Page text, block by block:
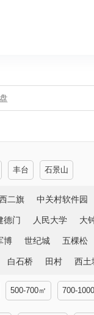
丰台 石景山
二旗 中关村软件园
德门 人民大学 大
博 世纪城 五棵松
白石桥 田村 西土
500-700㎡ 700-